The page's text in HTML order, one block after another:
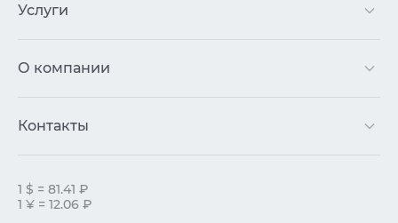
Услуги
О компании
Контакты
1 $ = 81.41 ₽
1 ¥ = 12.06 ₽